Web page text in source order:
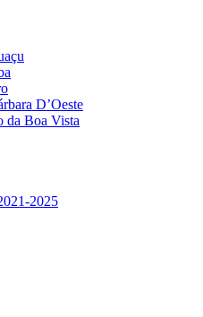
D’Oeste
da Boa Vista
2025